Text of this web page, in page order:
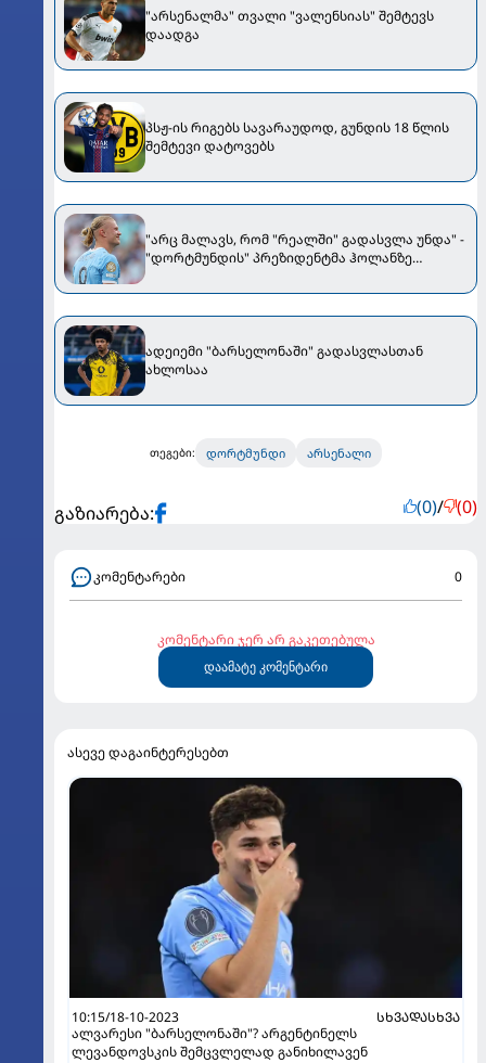
"არსენალმა" თვალი "ვალენსიას" შემტევს
დაადგა
პსჟ-ის რიგებს სავარაუდოდ, გუნდის 18 წლის
შემტევი დატოვებს
"არც მალავს, რომ "რეალში" გადასვლა უნდა" -
"დორტმუნდის" პრეზიდენტმა ჰოლანზე
ადეიემი "ბარსელონაში" გადასვლასთან
ახლოსაა
თეგები: დორტმუნდი არსენალი
გაზიარება: (0)/ (0)
კომენტარები 0
კომენტარი ჯერ არ გაკეთებულა
დაამატე კომენტარი
ასევე დაგაინტერესებთ
10:15/18-10-2023
ᲡᲮᲕᲐᲓᲐᲡᲮᲕᲐ
ალვარესი "ბარსელონაში"? არგენტინელს
ლევანდოვსკის შემცვლელად განიხილავენ